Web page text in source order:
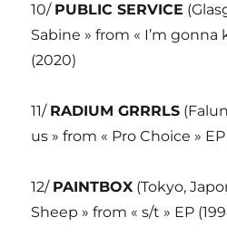
10/ PUBLIC SERVICE
Sabine » from « I’m gonna
(2020)
11/ RADIUM GRRRLS
us » from « Pro Choice » EP
12/ PAINTBOX (Tokyo,
Sheep » from « s/t » EP